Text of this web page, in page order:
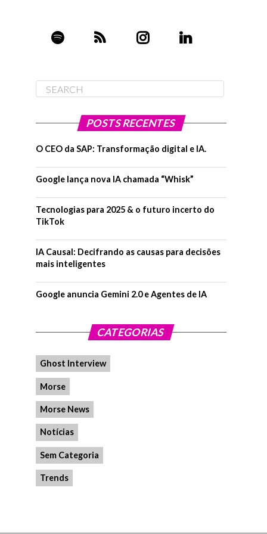
POSTS RECENTES
O CEO da SAP: Transformação digital e IA.
Google lança nova IA chamada “Whisk”
Tecnologias para 2025 & o futuro incerto do
TikTok
IA Causal: Decifrando as causas para decisões
mais inteligentes
Google anuncia Gemini 2.0 e Agentes de IA
CATEGORIAS
Ghost Interview
Morse
Morse News
Notícias
Sem Categoria
Trends